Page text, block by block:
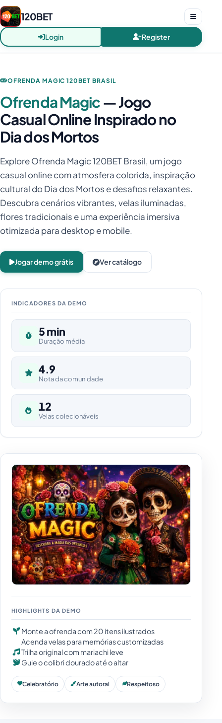
120BET
Login Register
OFRENDA MAGIC 120BET BRASIL
Ofrenda Magic— Jogo
Casual Online Inspirado no
Dia dos Mortos
Explore Ofrenda Magic 120BET Brasil, um jogo
casual online com atmosfera colorida, inspiração
cultural do Dia dos Mortos e desafios relaxantes.
Descubra cenários vibrantes, velas iluminadas,
flores tradicionais e uma experiência imersiva
otimizada para desktop e mobile.
Jogar demo grátis Ver catálogo
INDICADORES DA DEMO
5 min
Duração média
4.9
Nota da comunidade
12
Velas colecionáveis
HIGHLIGHTS DA DEMO
Monte a ofrenda com 20 itens ilustrados
Acenda velas para memórias customizadas
Trilha original com mariachi leve
Guie o colibri dourado até o altar
Celebratório Arte autoral Respeitoso